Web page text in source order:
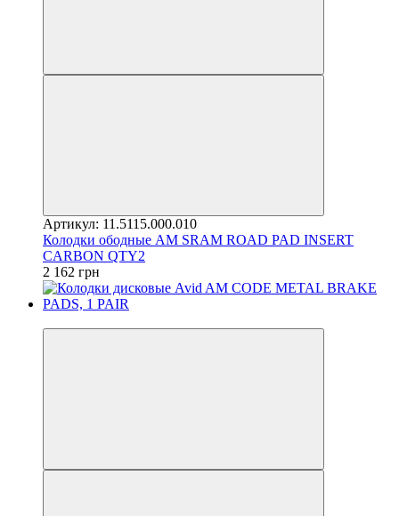
Артикул: 11.5115.000.010
Колодки ободные AM SRAM ROAD PAD INSERT
CARBON QTY2
2 162 грн